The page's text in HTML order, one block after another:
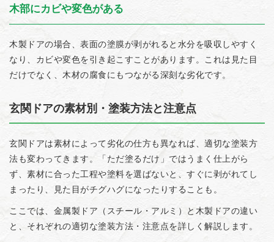
木部にカビや変色がある
木製ドアの場合、表面の塗膜が剥がれると水分を吸収しやすく
なり、カビや変色を引き起こすことがあります。これは見た目
だけでなく、木材の腐食にもつながる深刻な劣化です。
玄関ドアの素材別・塗装方法と注意点
玄関ドアは素材によって劣化の仕方も異なれば、適切な塗装方
法も変わってきます。「ただ塗るだけ」ではうまく仕上がら
ず、素材に合った工程や塗料を選ばないと、すぐに剥がれてし
まったり、見た目がチグハグになったりすることも。
ここでは、金属製ドア（スチール・アルミ）と木製ドアの違い
と、それぞれの適切な塗装方法・注意点を詳しく解説します。